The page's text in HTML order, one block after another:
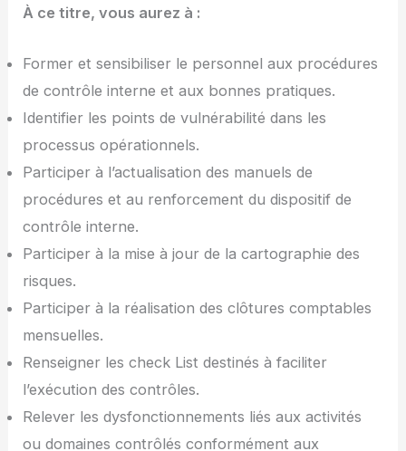
À ce titre, vous aurez à :
Former et sensibiliser le personnel aux procédures
de contrôle interne et aux bonnes pratiques.
Identifier les points de vulnérabilité dans les
processus opérationnels.
Participer à l’actualisation des manuels de
procédures et au renforcement du dispositif de
contrôle interne.
Participer à la mise à jour de la cartographie des
risques.
Participer à la réalisation des clôtures comptables
mensuelles.
Renseigner les check List destinés à faciliter
l’exécution des contrôles.
Relever les dysfonctionnements liés aux activités
ou domaines contrôlés conformément aux